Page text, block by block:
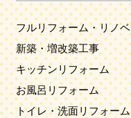
フルリフォーム・リノ
新築・増改築工事
キッチンリフォーム
お風呂リフォーム
トイレ・洗面リフォーム